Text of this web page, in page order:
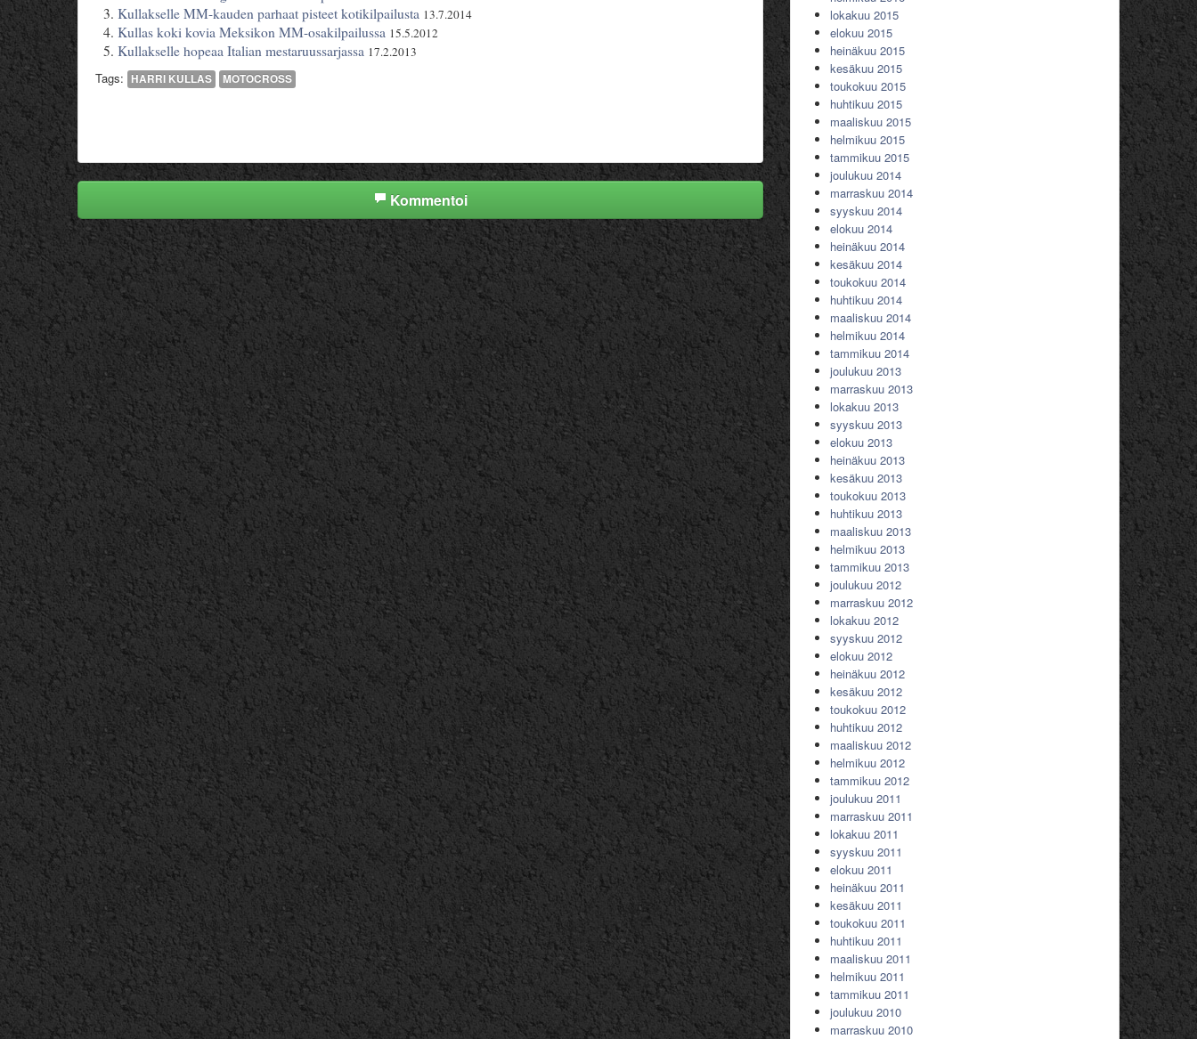
Kullakselle MM-kauden parhaat pisteet kotikilpailusta 13.7.2014
Kullas koki kovia Meksikon MM-osakilpailussa 15.5.2012
Kullakselle hopeaa Italian mestaruussarjassa 17.2.2013
Tags: HARRI KULLAS MOTOCROSS
Kommentoi
lokakuu 2015
elokuu 2015
heinäkuu 2015
kesäkuu 2015
toukokuu 2015
huhtikuu 2015
maaliskuu 2015
helmikuu 2015
tammikuu 2015
joulukuu 2014
marraskuu 2014
syyskuu 2014
elokuu 2014
heinäkuu 2014
kesäkuu 2014
toukokuu 2014
huhtikuu 2014
maaliskuu 2014
helmikuu 2014
tammikuu 2014
joulukuu 2013
marraskuu 2013
lokakuu 2013
syyskuu 2013
elokuu 2013
heinäkuu 2013
kesäkuu 2013
toukokuu 2013
huhtikuu 2013
maaliskuu 2013
helmikuu 2013
tammikuu 2013
joulukuu 2012
marraskuu 2012
lokakuu 2012
syyskuu 2012
elokuu 2012
heinäkuu 2012
kesäkuu 2012
toukokuu 2012
huhtikuu 2012
maaliskuu 2012
helmikuu 2012
tammikuu 2012
joulukuu 2011
marraskuu 2011
lokakuu 2011
syyskuu 2011
elokuu 2011
heinäkuu 2011
kesäkuu 2011
toukokuu 2011
huhtikuu 2011
maaliskuu 2011
helmikuu 2011
tammikuu 2011
joulukuu 2010
marraskuu 2010